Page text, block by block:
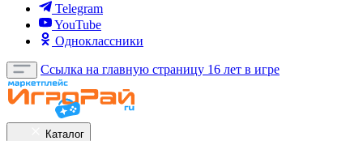
Telegram
YouTube
Одноклассники
Ссылка на главную страницу 16 лет в игре
Каталог